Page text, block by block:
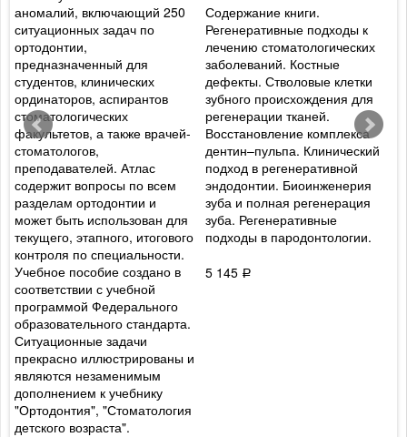
аномалий, включающий 250
ситуационных задач по
ортодонтии,
предназначенный для
студентов, клинических
ординаторов, аспирантов
стоматологических
факультетов, а также врачей-
стоматологов,
преподавателей. Атлас
содержит вопросы по всем
разделам ортодонтии и
может быть использован для
текущего, этапного, итогового
контроля по специальности.
Учебное пособие создано в
соответствии с учебной
программой Федерального
образовательного стандарта.
Ситуационные задачи
прекрасно иллюстрированы и
являются незаменимым
дополнением к учебнику
"Ортодонтия", "Стоматология
детского возраста".
Содержание книги.
Регенеративные подходы к
лечению стоматологических
заболеваний. Костные
дефекты. Стволовые клетки
зубного происхождения для
регенерации тканей.
Восстановление комплекса
дентин–пульпа. Клинический
подход в регенеративной
эндодонтии. Биоинженерия
зуба и полная регенерация
зуба. Регенеративные
подходы в пародонтологии.
5 145 Р